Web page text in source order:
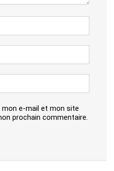
e-mail et mon site
prochain commentaire.